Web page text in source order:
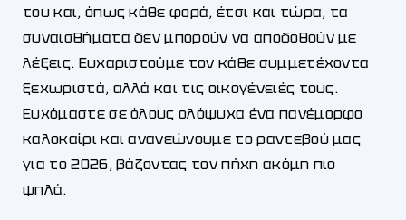
του και, όπως κάθε φορά, έτσι και τώρα, τα
συναισθήματα δεν μπορούν να αποδοθούν με
λέξεις. Ευχαριστούμε τον κάθε συμμετέχοντα
ξεχωριστά, αλλά και τις οικογένειές τους.
Ευχόμαστε σε όλους ολόψυχα ένα πανέμορφο
καλοκαίρι και ανανεώνουμε το ραντεβού μας
για το 2026, βάζοντας τον πήχη ακόμη πιο
ψηλά.